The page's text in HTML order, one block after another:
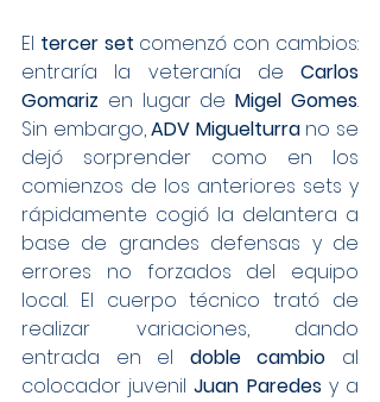
El tercer set comenzó con cambios:
entraría la veteranía de Carlos
Gomariz en lugar de Migel Gomes.
Sin embargo, ADV Miguelturra no se
dejó sorprender como en los
comienzos de los anteriores sets y
rápidamente cogió la delantera a
base de grandes defensas y de
errores no forzados del equipo
local. El cuerpo técnico trató de
realizar variaciones, dando
entrada en el doble cambio al
colocador juvenil Juan Paredes